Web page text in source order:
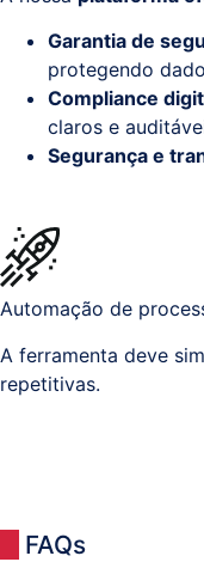
Garantia de
protegendo
Compliance
claros e
Segurança e
Automação de
A ferramenta deve
repetitivas.
FAQs